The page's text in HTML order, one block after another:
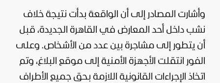
وأشارت المصادر إلى أن الواقعة بدأت نتيجة خلاف
نشب داخل أحد المعارض في القاهرة الجديدة، قبل
أن يتطور إلى مشاجرة بين عدد من الأشخاص. وعلى
الفور انتقلت الأجهزة الأمنية إلى موقع البلاغ، وتم
اتخاذ الإجراءات القانونية اللازمة بحق جميع الأطراف